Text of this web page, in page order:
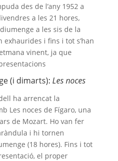
des de l’any 1952 a
a les 21 hores,
a les sis de la
exhaurides i fins i tot s’han
vinent, ja que
(i dimarts): Les noces
ha arrencat la
Les noces de Fígaro, una
de Mozart. Ho van fer
i hi tornen
(18 hores). Fins i tot
el proper